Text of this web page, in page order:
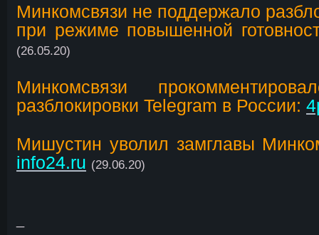
Минкомсвязи не поддержало
при режиме повышенной
(26.05.20)
Минкомсвязи
разблокировки Telegram в России:
Мишустин уволил замглавы
info24.ru (29.06.20)